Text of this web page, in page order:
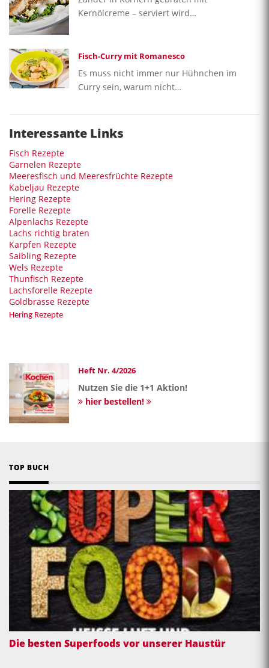
Kernölcreme – serviert wird…
Fisch-Curry mit Romanesco
Es muss nicht immer nur Hühnchen im
Curry sein, warum nicht…
Interessante Links
Fisch Rezepte
Garnelen Rezepte
Meeresfisch und Meeresfrüchte Rezepte
Kabeljau Rezepte
Hering Rezepte
Forelle Rezepte
Alpenlachs Rezepte
Lachs richtig braten
Karpfen Rezepte
Saibling Rezepte
Wels Rezepte
Thunfisch Rezepte
Lachsforelle Rezepte
Goldbrasse Rezepte
Hering Rezepte
Heft Nr. 4/2026
Nutzen Sie die 1+1 Aktion!
hier bestellen!
TOP BUCH
Die besten Superfoods vor unserer Haustür